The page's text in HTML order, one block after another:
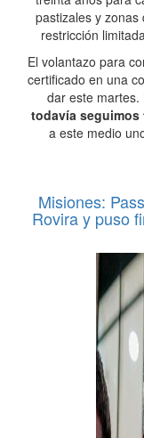
pastizales y
restricción
El volantazo para
certificado en una
dar este martes.
todavía seguimos
a este medio
Misiones:
Rovira y puso